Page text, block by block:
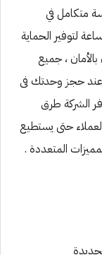
متكامل في
حيث يعمل بشكل دائم على مدار 24 ساعة لتوفير الحماية
، جميع
عند حجز وحدتك فى
الشركة طرق
حتى يستطيع
المتعددة .